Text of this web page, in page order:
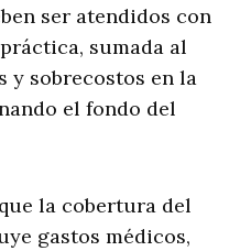
ser atendidos con
sumada al
y sobrecostos en la
el fondo del
la cobertura del
gastos médicos,